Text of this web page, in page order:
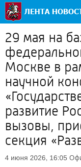
29 мая на
Москве в
научной
развитие
вызовы,
секция
4 июня 2026, 16:05